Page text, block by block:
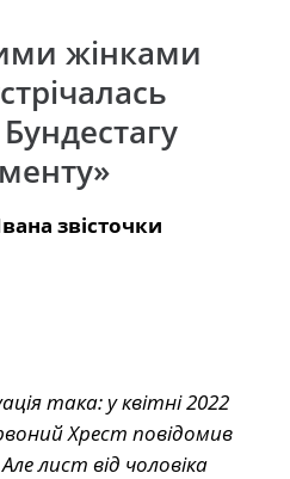
жінками
звісточки
така: у квітні 2022
Хрест повідомив
лист від чоловіка